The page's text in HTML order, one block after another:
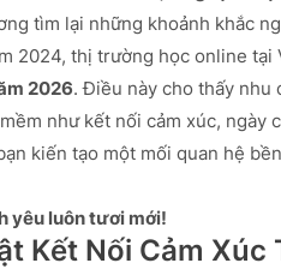
tìm lại những khoảnh khắc
2024, thị trường học online
2026. Điều này cho thấy nhu
như kết nối cảm xúc, ngày
kiến tạo một mối quan hệ
yêu luôn tươi mới!
Kết Nối Cảm Xúc